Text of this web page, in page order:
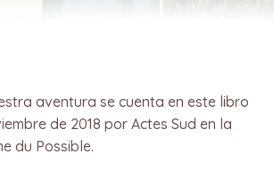
aventura se cuenta en este libro
de 2018 por Actes Sud en la
du Possible.